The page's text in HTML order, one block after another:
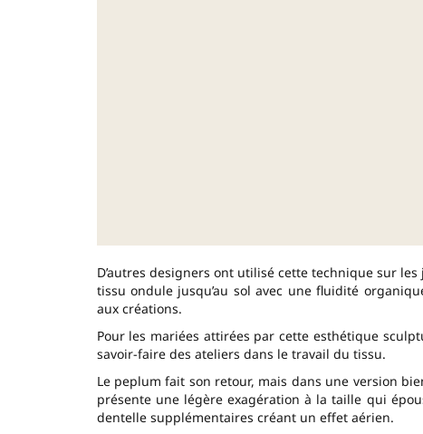
D’autres designers ont utilisé cette technique sur
tissu ondule jusqu’au sol avec une fluidité
aux créations.
Pour les mariées attirées par cette esthétique
savoir-faire des ateliers dans le travail du tissu.
Le peplum fait son retour, mais dans une version
présente une légère exagération à la taille qui
dentelle supplémentaires créant un effet aérien.